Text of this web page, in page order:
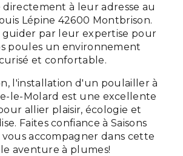
à leur adresse au
Lépine 42600 Montbrison.
guider par leur expertise pour
poules un environnement
et confortable.
l'installation d'un poulailler à
le-Molard est une excellente
allier plaisir, écologie et
Faites confiance à Saisons
accompagner dans cette
aventure à plumes!